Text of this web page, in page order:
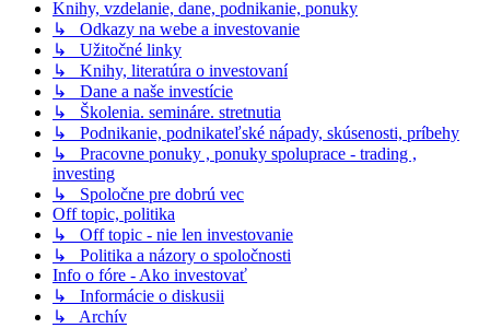
Knihy, vzdelanie, dane, podnikanie, ponuky
↳ Odkazy na webe a investovanie
↳ Užitočné linky
↳ Knihy, literatúra o investovaní
↳ Dane a naše investície
↳ Školenia. semináre. stretnutia
↳ Podnikanie, podnikateľské nápady, skúsenosti, príbehy
↳ Pracovne ponuky , ponuky spoluprace - trading ,
investing
↳ Spoločne pre dobrú vec
Off topic, politika
↳ Off topic - nie len investovanie
↳ Politika a názory o spoločnosti
Info o fóre - Ako investovať
↳ Informácie o diskusii
↳ Archív